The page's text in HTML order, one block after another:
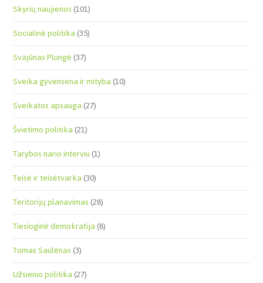
Skyrių naujienos(101)
Socialinė politika(35)
Svajūnas Plungė(37)
Sveika gyvensena ir mityba(10)
Sveikatos apsauga(27)
Švietimo politika(21)
Tarybos nario interviu(1)
Teisė ir teisėtvarka(30)
Teritorijų planavimas(28)
Tiesioginė demokratija(8)
Tomas Saulėnas(3)
Užsienio politika(27)